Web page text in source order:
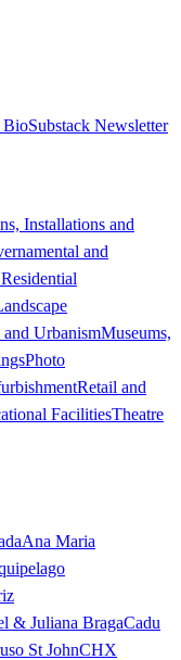
BioSubstack Newsletter
Installations and
and
and UrbanismMuseums,
Photo
Retail and
FacilitiesTheatre
Ana Maria
& Juliana BragaCadu
St JohnCHX